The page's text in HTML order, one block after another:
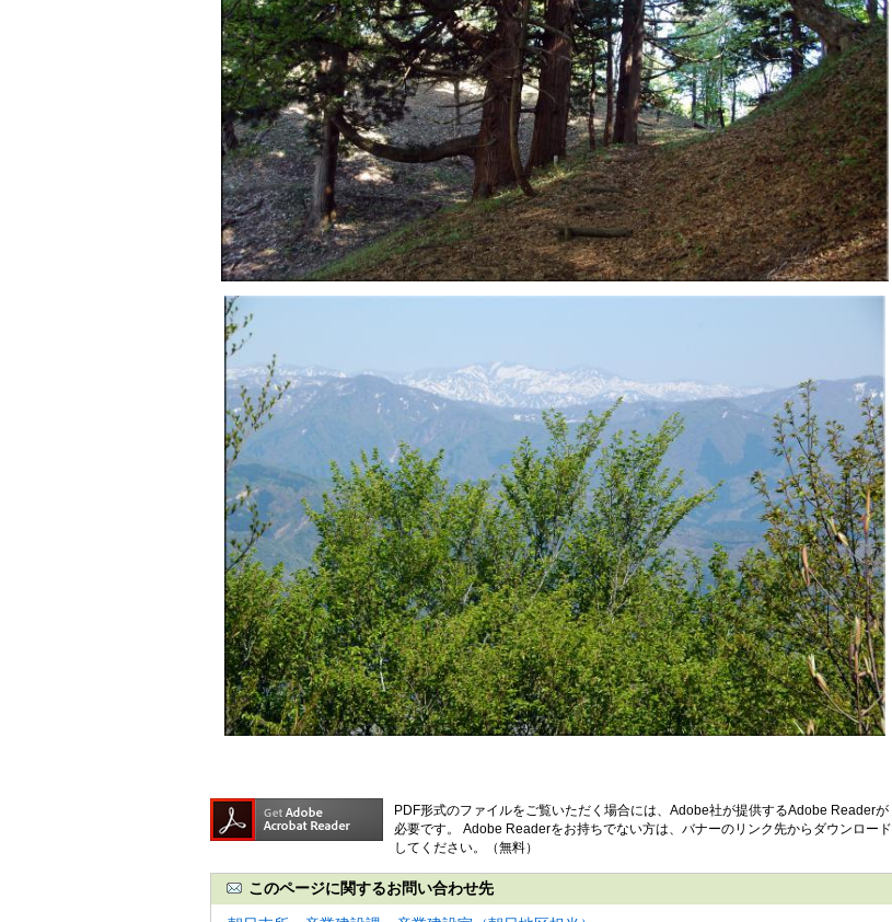
PDF形式のファイルをご覧いただく場合には、Adobe社が提供するAdobe Readerが
必要です。
Adobe Readerをお持ちでない方は、バナーのリンク先からダウンロード
してください。（無料）
このページに関するお問い合わせ先